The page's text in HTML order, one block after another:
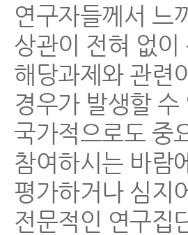
연구자들께서 느
상관이 전혀 없
해당과제와 관련
경우가 발생할
국가적으로도 중
참여하시는 바람
평가하거나 심지
전문적인 연구집